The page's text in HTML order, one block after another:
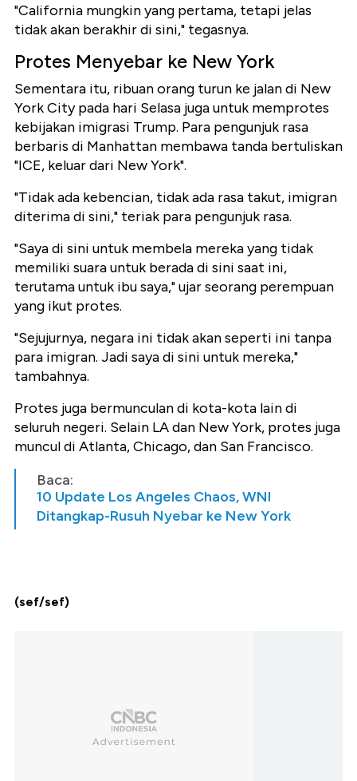
"California mungkin yang pertama, tetapi jelas
tidak akan berakhir di sini," tegasnya.
Protes Menyebar ke New York
Sementara itu, ribuan orang turun ke jalan di New
York City pada hari Selasa juga untuk memprotes
kebijakan imigrasi Trump. Para pengunjuk rasa
berbaris di Manhattan membawa tanda bertuliskan
"ICE, keluar dari New York".
"Tidak ada kebencian, tidak ada rasa takut, imigran
diterima di sini," teriak para pengunjuk rasa.
"Saya di sini untuk membela mereka yang tidak
memiliki suara untuk berada di sini saat ini,
terutama untuk ibu saya," ujar seorang perempuan
yang ikut protes.
"Sejujurnya, negara ini tidak akan seperti ini tanpa
para imigran. Jadi saya di sini untuk mereka,"
tambahnya.
Protes juga bermunculan di kota-kota lain di
seluruh negeri. Selain LA dan New York, protes juga
muncul di Atlanta, Chicago, dan San Francisco.
Baca:
10 Update Los Angeles Chaos, WNI
Ditangkap-Rusuh Nyebar ke New York
(sef/sef)